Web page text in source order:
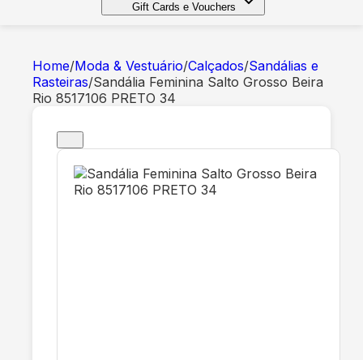
Gift Cards e Vouchers
Home/Moda & Vestuário/Calçados/Sandálias e
Rasteiras/Sandália Feminina Salto Grosso Beira
Rio 8517106 PRETO 34